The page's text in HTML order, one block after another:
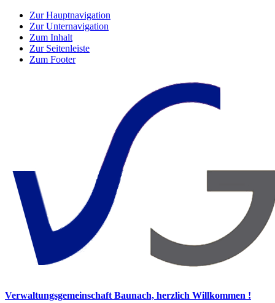
Zur Hauptnavigation
Zur Unternavigation
Zum Inhalt
Zur Seitenleiste
Zum Footer
Verwaltungsgemeinschaft Baunach, herzlich Willkommen !